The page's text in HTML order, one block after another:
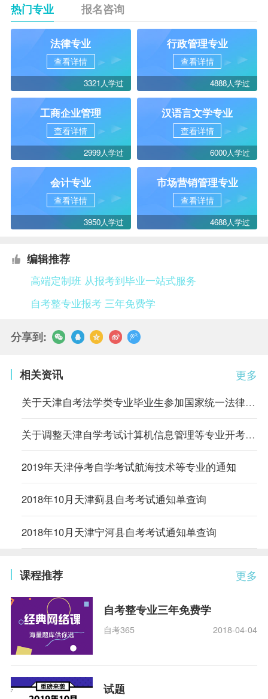
热门专业 报名咨询
法律专业
查看详情
3321人学过
行政管理专业
查看详情
4888人学过
工商企业管理
查看详情
2999人学过
汉语言文学专业
查看详情
6000人学过
会计专业
查看详情
3950人学过
市场营销管理专业
查看详情
4688人学过
编辑推荐
高端定制班 从报考到毕业一站式服务
自考整专业报考 三年免费学
分享到:
更多
相关资讯
关于天津自考法学类专业毕业生参加国家统一法律职业资格考试有关规定的通知
关于调整天津自学考试计算机信息管理等专业开考方式的通知
2019年天津停考自学考试航海技术等专业的通知
2018年10月天津蓟县自考考试通知单查询
2018年10月天津宁河县自考考试通知单查询
更多
课程推荐
自考整专业三年免费学
自考365 2018-04-04
试题